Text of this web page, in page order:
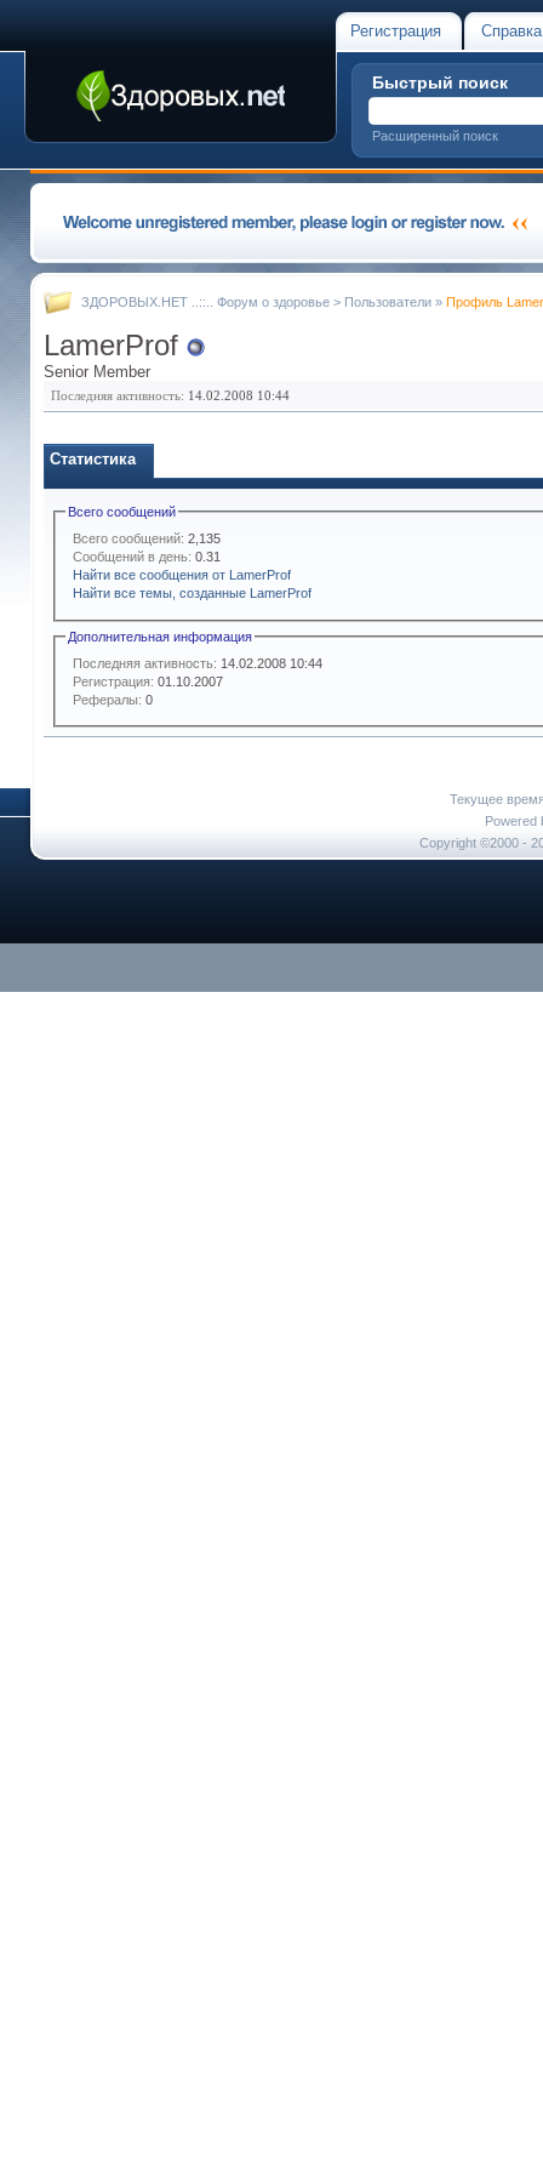
Регистрация Справка
Быстрый поиск
Расширенный поиск
ЗДОРОВЫХ.НЕТ ..::.. Форум о здоровье > Пользователи » Профиль
LamerProf
Senior Member
Последняя активность: 14.02.2008 10:44
Статистика
Всего сообщений
Всего сообщений: 2,135
Сообщений в день: 0.31
Найти все сообщения от LamerProf
Найти все темы, созданные LamerProf
Дополнительная информация
Последняя активность: 14.02.2008 10:44
Регистрация: 01.10.2007
Рефералы: 0
Текущее
Powered
Copyright ©2000 -